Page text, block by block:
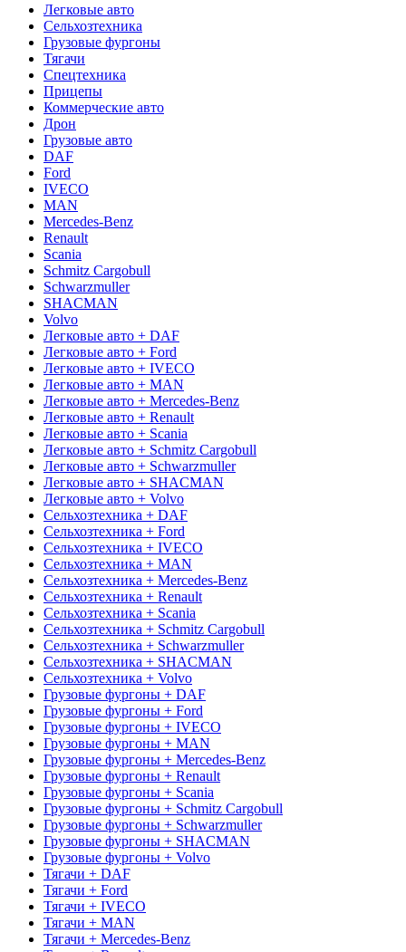
Легковые авто
Сельхозтехника
Грузовые фургоны
Тягачи
Спецтехника
Прицепы
Коммерческие авто
Дрон
Грузовые авто
DAF
Ford
IVECO
MAN
Mercedes-Benz
Renault
Scania
Schmitz Cargobull
Schwarzmuller
SHACMAN
Volvo
Легковые авто + DAF
Легковые авто + Ford
Легковые авто + IVECO
Легковые авто + MAN
Легковые авто + Mercedes-Benz
Легковые авто + Renault
Легковые авто + Scania
Легковые авто + Schmitz Cargobull
Легковые авто + Schwarzmuller
Легковые авто + SHACMAN
Легковые авто + Volvo
Сельхозтехника + DAF
Сельхозтехника + Ford
Сельхозтехника + IVECO
Сельхозтехника + MAN
Сельхозтехника + Mercedes-Benz
Сельхозтехника + Renault
Сельхозтехника + Scania
Сельхозтехника + Schmitz Cargobull
Сельхозтехника + Schwarzmuller
Сельхозтехника + SHACMAN
Сельхозтехника + Volvo
Грузовые фургоны + DAF
Грузовые фургоны + Ford
Грузовые фургоны + IVECO
Грузовые фургоны + MAN
Грузовые фургоны + Mercedes-Benz
Грузовые фургоны + Renault
Грузовые фургоны + Scania
Грузовые фургоны + Schmitz Cargobull
Грузовые фургоны + Schwarzmuller
Грузовые фургоны + SHACMAN
Грузовые фургоны + Volvo
Тягачи + DAF
Тягачи + Ford
Тягачи + IVECO
Тягачи + MAN
Тягачи + Mercedes-Benz